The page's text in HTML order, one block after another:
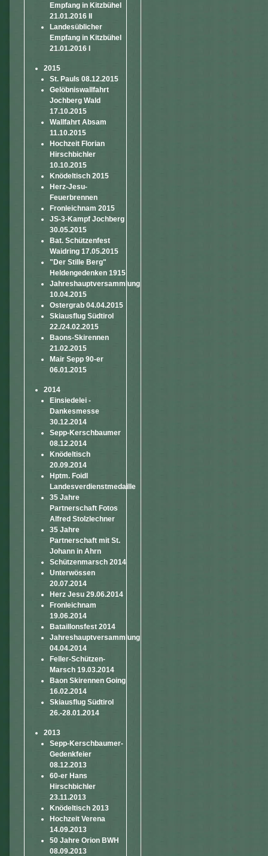
Empfang in Kitzbühel
21.01.2016 II
Landesüblicher
Empfang in Kitzbühel
21.01.2016 I
2015
St. Pauls 08.12.2015
Gelöbniswallfahrt
Jochberg Wald
17.10.2015
Wallfahrt Absam
11.10.2015
Hochzeit Florian
Hirschbichler
10.10.2015
Knödeltisch 2015
Herz-Jesu-
Feuerbrennen
Fronleichnam 2015
JS-3-Kampf Jochberg
30.05.2015
Bat. Schützenfest
Waidring 17.05.2015
"Der Stille Berg"
Heldengedenken 1915
Jahreshauptversammlung
10.04.2015
Ostergrab 04.04.2015
Skiausflug Südtirol
22./24.02.2015
Baons-Skirennen
21.02.2015
Mair Sepp 90-er
06.01.2015
2014
Einsiedelei -
Dankesmesse
30.12.2014
Sepp-Kerschbaumer
08.12.2014
Knödeltisch
20.09.2014
Hptm. Foidl
Landesverdienstmedaille
35 Jahre
Partnerschaft Fotos
Alfred Stolzlechner
35 Jahre
Partnerschaft mit St.
Johann in Ahrn
Schützenmarsch 2014
Unterwössen
20.07.2014
Herz Jesu 29.06.2014
Fronleichnam
19.06.2014
Bataillonsfest 2014
Jahreshauptversammlung
04.04.2014
Feller-Schützen-
Marsch 19.03.2014
Baon Skirennen Going
16.02.2014
Skiausflug Südtirol
26.-28.01.2014
2013
Sepp-Kerschbaumer-
Gedenkfeier
08.12.2013
60-er Hans
Hirschbichler
23.11.2013
Knödeltisch 2013
Hochzeit Verena
14.09.2013
50 Jahre Orion BWH
08.09.2013